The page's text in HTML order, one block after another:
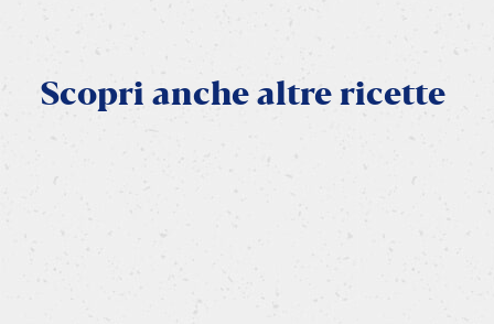
Scopri anche altre ricette